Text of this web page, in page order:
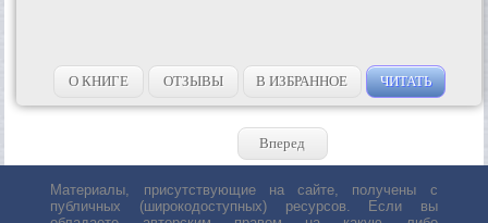
О КНИГЕ ОТЗЫВЫ В ИЗБРАННОЕ ЧИТАТЬ
Вперед
Материалы, присутствующие на сайте, получены с
публичных (широкодоступных) ресурсов. Если вы